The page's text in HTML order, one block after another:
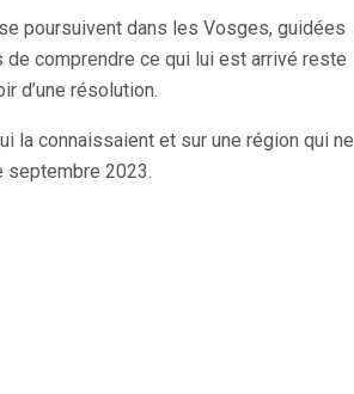
poursuivent dans les Vosges, guidées
de comprendre ce qui lui est arrivé reste
d’une résolution.
la connaissaient et sur une région qui ne
septembre 2023.